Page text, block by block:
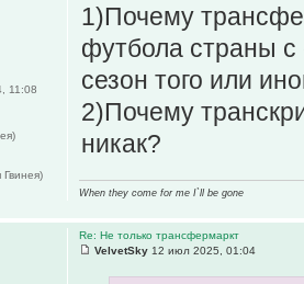
1)Почему
футбола страны с
сезон того или
2)Почему
никак?
When they come for me I`ll be gone
11:08
Re: Не только трансфермаркт
VelvetSky 12 июл 2025, 01:04